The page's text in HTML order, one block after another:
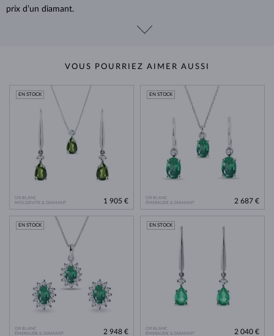
prix d’un diamant.
VOUS POURRIEZ AIMER AUSSI
OR BLANC
MOLDAVITE & DIAMANT
EN STOCK
1 905 €
OR BLANC
ÉMERAUDE & DIAMANT
EN STOCK
2 687 €
OR BLANC
ÉMERAUDE & DIAMANT
EN STOCK
2 948 €
OR BLANC
ÉMERAUDE & DIAMANT
EN STOCK
2 040 €